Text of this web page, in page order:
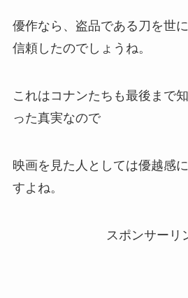
優作なら、盗品である刀を世
信頼したのでしょうね。
これはコナンたちも最後まで
った真実なので
映画を見た人としては優越感
すよね。
スポンサーリ